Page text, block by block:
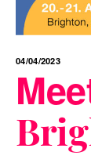
04/04/2023